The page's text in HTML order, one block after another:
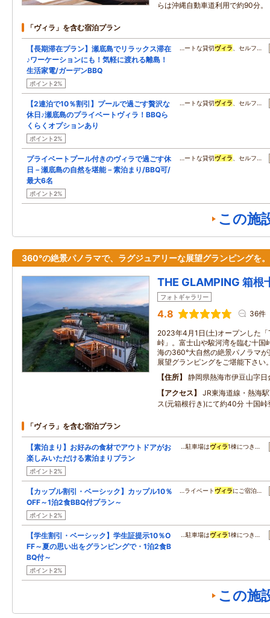
らは沖縄自動車道利用で約90分。
「ヴィラ」を含む宿泊プラン
【長期滞在プラン】瀬底島でリラックス滞在
♪ワーケーションにも！気軽に渡れる離島！
生活家電/ガーデンBBQ
ポイント2%
…ートな貸切ヴィラ 、セルフ…
【2連泊で10％割引】プールで過ごす贅沢な
休日♪瀬底島のプライベートヴィラ！BBQら
くらくオプションあり
ポイント2%
…ートな貸切ヴィラ 、セルフ…
プライベートプール付きのヴィラで過ごす休
日－瀬底島の自然を堪能－素泊まり/BBQ可/
最大6名
ポイント2%
…ートな貸切ヴィラ 、セルフ…
この施
360°の絶景パノラマで、ラグジュアリーな展望グランピングを。
THE GLAMPING 箱根
フォトギャラリー
4.8 36件
2023年4月1日(土)オープンした
峠」。富士山や駿河湾を臨む十国
海の360°大自然の絶景パノラマ
展望グランピングをご堪能下さい
住所
静岡県熱海市伊豆山字日
アクセス
JR東海道線・熱海
ス(元箱根行き)にて約40分 十国峠
「ヴィラ」を含む宿泊プラン
【素泊まり】お好みの食材でアウトドアがお
楽しみいただける素泊まりプラン
ポイント2%
…駐車場はヴィラ1棟につき…
【カップル割引・ベーシック】カップル10％
OFF～1泊2食BBQ付プラン～
ポイント2%
…ライベート ヴィラにご宿泊…
【学生割引・ベーシック】学生証提示10％O
FF～夏の思い出をグランピングで・1泊2食B
BQ付～
ポイント2%
…駐車場はヴィラ1棟につき…
この施